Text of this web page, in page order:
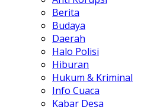
Berita
Budaya
Daerah
Halo Polisi
Hiburan
Hukum & Kriminal
Info Cuaca
Kabar Desa